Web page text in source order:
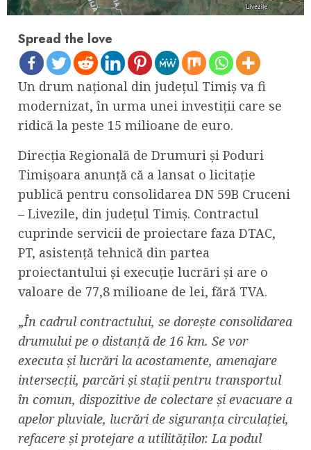
Spread the love
Un drum național din județul Timiș va fi
modernizat, în urma unei investiții care se
ridică la peste 15 milioane de euro.
Direcția Regională de Drumuri și Poduri
Timișoara anunță că a lansat o licitație
publică pentru consolidarea DN 59B Cruceni
– Livezile, din județul Timiș. Contractul
cuprinde servicii de proiectare faza DTAC,
PT, asistență tehnică din partea
proiectantului și execuție lucrări și are o
valoare de 77,8 milioane de lei, fără TVA.
„În cadrul contractului, se dorește consolidarea
drumului pe o distanță de 16 km. Se vor
executa și lucrări la acostamente, amenajare
intersecții, parcări și stații pentru transportul
în comun, dispozitive de colectare şi evacuare a
apelor pluviale, lucrări de siguranța circulației,
refacere și protejare a utilităților. La podul